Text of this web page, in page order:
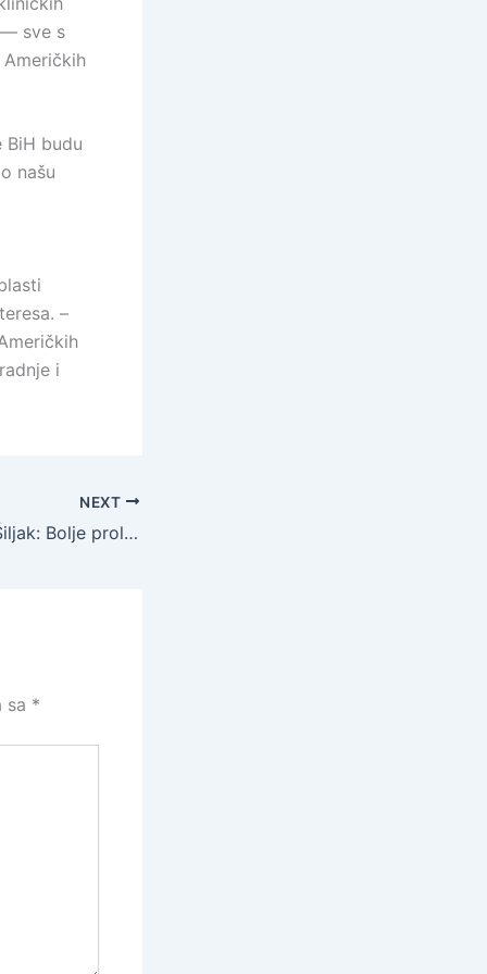
— sve s
budu
našu
–
i
NEXT
Brigadir Remzija Šiljak: Bolje proliti stotine litara znoja na obuci, nego jednu kap krvi u borbi!
sa *